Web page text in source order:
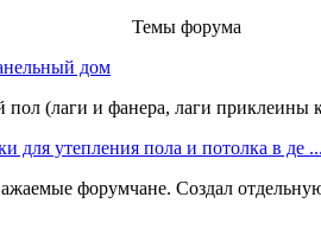
Темы форума
дом
пол (лаги и фанера, лаги
для утепления пола и потолка в де ...
форумчане. Создал